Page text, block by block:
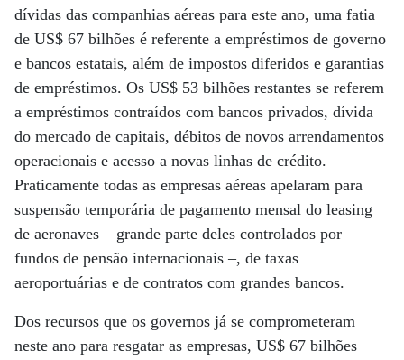
dívidas das companhias aéreas para este ano, uma fatia
de US$ 67 bilhões é referente a empréstimos de governo
e bancos estatais, além de impostos diferidos e garantias
de empréstimos. Os US$ 53 bilhões restantes se referem
a empréstimos contraídos com bancos privados, dívida
do mercado de capitais, débitos de novos arrendamentos
operacionais e acesso a novas linhas de crédito.
Praticamente todas as empresas aéreas apelaram para
suspensão temporária de pagamento mensal do leasing
de aeronaves – grande parte deles controlados por
fundos de pensão internacionais –, de taxas
aeroportuárias e de contratos com grandes bancos.
Dos recursos que os governos já se comprometeram
neste ano para resgatar as empresas, US$ 67 bilhões